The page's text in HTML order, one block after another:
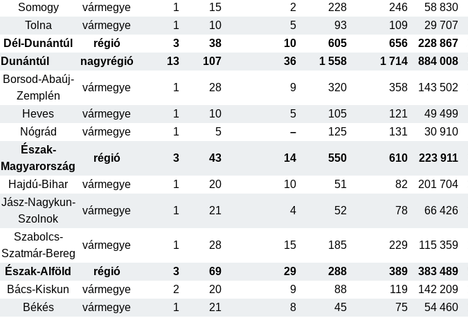
Somogy
vármegye 1 15 2 228 246 58 830
Tolna
vármegye 1 10 5 93 109 29 707
Dél-Dunántúl
régió 3 38 10 605 656 228 867
Dunántúl
nagyrégió 13 107 36 1 558 1 714 884 008
Borsod-Abaúj-
Zemplén
vármegye 1 28 9 320 358 143 502
Heves vármegye 1 10 5 105 121 49 499
Nógrád
vármegye 1 5 – 125 131 30 910
Észak-
Magyarország
régió 3 43 14 550 610 223 911
Hajdú-Bihar vármegye 1 20 10 51 82 201 704
Jász-Nagykun-
Szolnok
vármegye 1 21 4 52 78 66 426
Szabolcs-
Szatmár-Bereg
vármegye 1 28 15 185 229 115 359
Észak-Alföld régió 3 69 29 288 389 383 489
Bács-Kiskun
vármegye 2 20 9 88 119 142 209
Békés
vármegye 1 21 8 45 75 54 460